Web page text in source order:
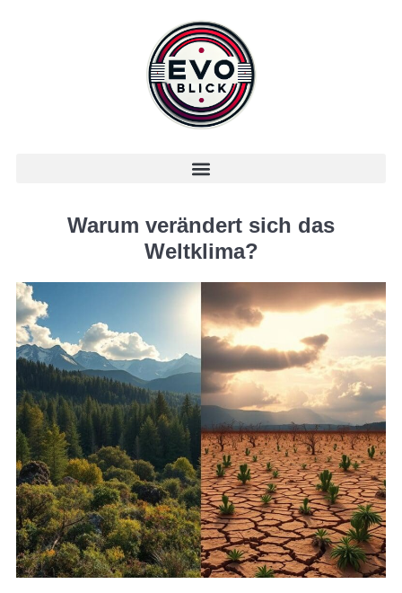
Warum verändert sich das
Weltklima?